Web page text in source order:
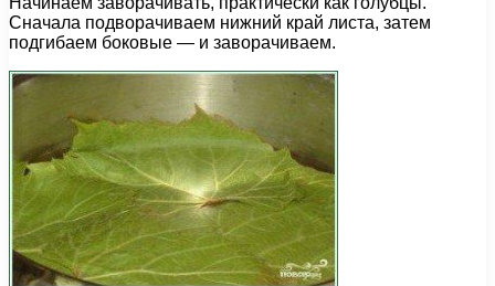
Сначала подворачиваем нижний край листа, затем
подгибаем боковые — и заворачиваем.